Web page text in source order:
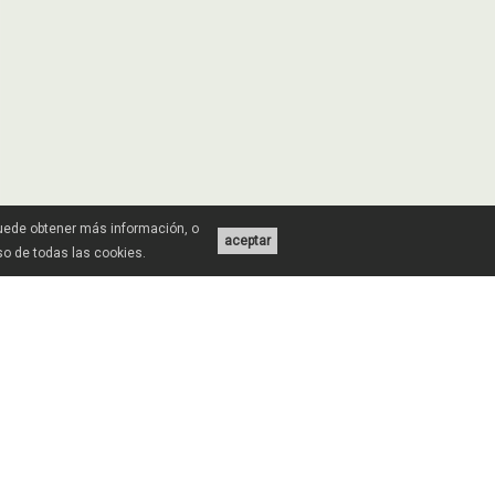
aceptar
obtener más información, o
de todas las cookies.